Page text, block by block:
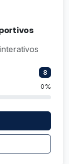
8
0%